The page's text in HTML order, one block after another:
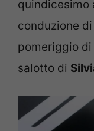
quindicesimo
conduzione di
pomeriggio
salotto di